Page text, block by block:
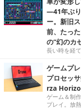
―41年ぶり
ー。新旧
前、たっ
の“幻のカ
長い時を経
ゲームプ
プロセッ
rza
ゲーム＆制
プレイ。放